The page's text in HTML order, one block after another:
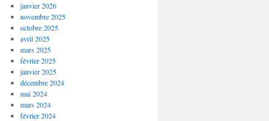
janvier 2026
novembre 2025
octobre 2025
avril 2025
mars 2025
février 2025
janvier 2025
décembre 2024
mai 2024
mars 2024
février 2024